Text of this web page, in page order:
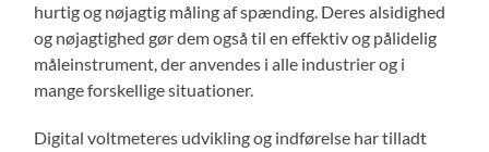
hurtig og nøjagtig måling af spænding. Deres alsidighed
og nøjagtighed gør dem også til en effektiv og pålidelig
måleinstrument, der anvendes i alle industrier og i
mange forskellige situationer.
Digital voltmeteres udvikling og indførelse har tilladt